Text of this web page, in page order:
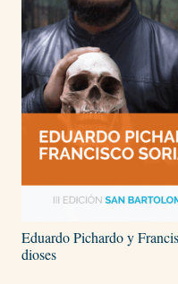
Eduardo Pichardo y
dioses